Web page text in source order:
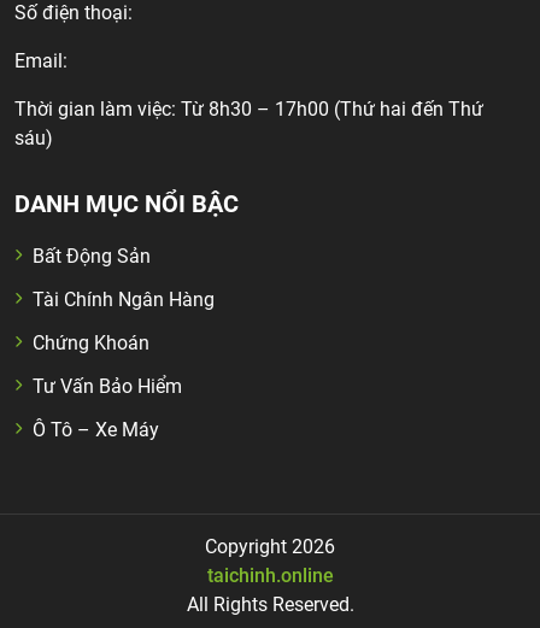
Số điện thoại:
Email:
Thời gian làm việc: Từ 8h30 – 17h00 (Thứ hai đến Thứ
sáu)
DANH MỤC NỔI BẬC
Bất Động Sản
Tài Chính Ngân Hàng
Chứng Khoán
Tư Vấn Bảo Hiểm
Ô Tô – Xe Máy
Copyright 2026
taichinh.online
All Rights Reserved.